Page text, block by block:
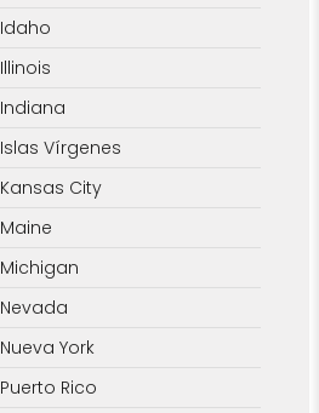
Idaho
Illinois
Indiana
Islas Vírgenes
Kansas City
Maine
Michigan
Nevada
Nueva York
Puerto Rico